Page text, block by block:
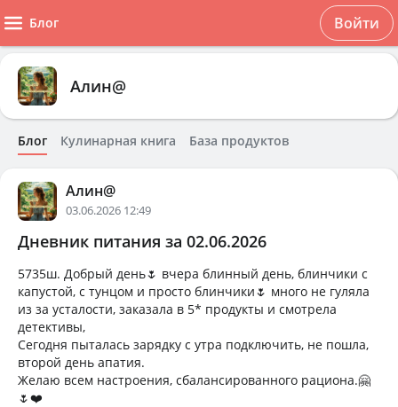
Блог Войти
Алин@
Блог Кулинарная книга База продуктов
Алин@
03.06.2026 12:49
Дневник питания за 02.06.2026
5735ш. Добрый день🌷 вчера блинный день, блинчики с
капустой, с тунцом и просто блинчики🌷 много не гуляла
из за усталости, заказала в 5* продукты и смотрела
детективы,
Сегодня пыталась зарядку с утра подключить, не пошла,
второй день апатия.
Желаю всем настроения, сбалансированного рациона.🤗
🌷❤️